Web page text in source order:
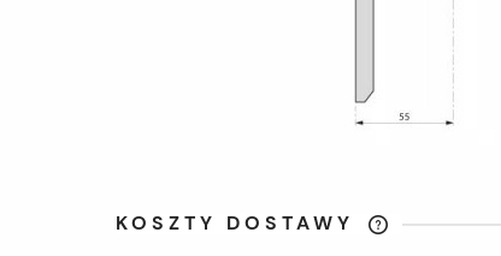
KOSZTY DOSTAWY